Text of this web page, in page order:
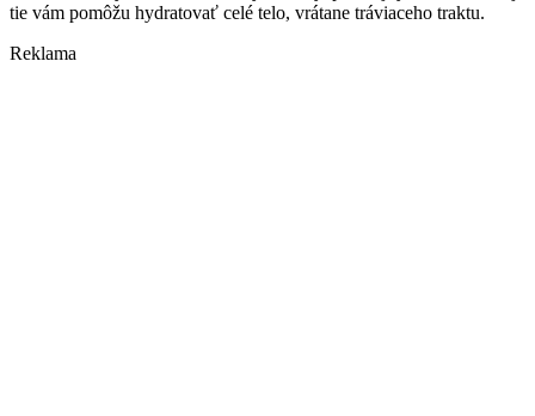
tie vám pomôžu hydratovať celé telo, vrátane tráviaceho traktu.
Reklama